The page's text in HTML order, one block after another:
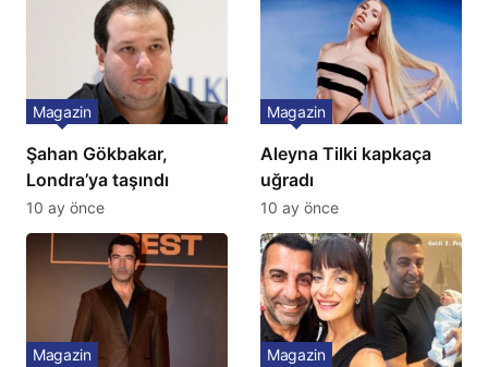
Şahan Gökbakar,
Londra’ya taşındı
Magazin
10 ay önce
Aleyna Tilki kapkaça
uğradı
Magazin
10 ay önce
Magazin Magazin